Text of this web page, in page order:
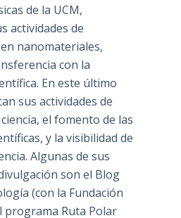
de la UCM,
actividades de
nanomateriales,
con la
En este último
sus actividades de
el fomento de las
y la visibilidad de
Algunas de sus
son el Blog
(con la Fundación
programa Ruta Polar